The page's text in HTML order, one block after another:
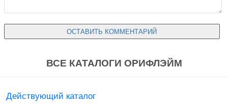
ВСЕ КАТАЛОГИ ОРИФЛЭЙМ
Действующий каталог